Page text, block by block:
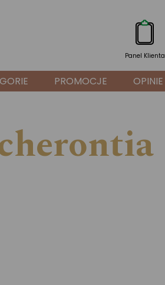
Panel Klienta
PROMOCJE OPINIE